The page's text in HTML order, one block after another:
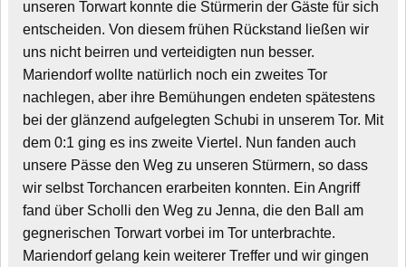
unseren Torwart konnte die Stürmerin der Gäste für sich
entscheiden. Von diesem frühen Rückstand ließen wir
uns nicht beirren und verteidigten nun besser.
Mariendorf wollte natürlich noch ein zweites Tor
nachlegen, aber ihre Bemühungen endeten spätestens
bei der glänzend aufgelegten Schubi in unserem Tor. Mit
dem 0:1 ging es ins zweite Viertel. Nun fanden auch
unsere Pässe den Weg zu unseren Stürmern, so dass
wir selbst Torchancen erarbeiten konnten. Ein Angriff
fand über Scholli den Weg zu Jenna, die den Ball am
gegnerischen Torwart vorbei im Tor unterbrachte.
Mariendorf gelang kein weiterer Treffer und wir gingen